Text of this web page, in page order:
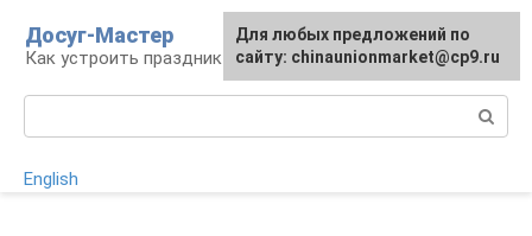
контенту
Досуг-Мастер
Как устроить праздник
English
Для любых предложений по
сайту: chinaunionmarket@cp9.ru
Для любых предложений по
сайту: chinaunionmarket@cp9.ru